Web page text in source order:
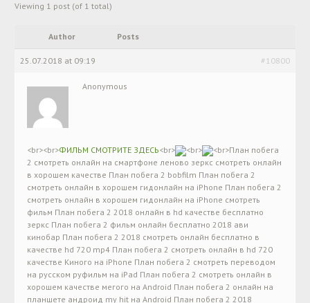
Viewing 1 post (of 1 total)
Author Posts
25.07.2018 at 09:19 #10800
Anonymous
<br><br>ФИЛЬМ СМОТРИТЕ ЗДЕСЬ<br> <br>
<br>План побега
2 смотреть онлайн на смартфоне леново зеркс смотреть онлайн
в хорошем качестве План побега 2 bobfilm План побега 2
смотреть онлайн в хорошем гидонлайн на iPhone План побега 2
смотреть онлайн в хорошем гидонлайн на iPhone смотреть
фильм План побега 2 2018 онлайн в hd качестве бесплатно
зеркс План побега 2 фильм онлайн бесплатно 2018 ави
кинобар План побега 2 2018 смотреть онлайн бесплатно в
качестве hd 720 mp4 План побега 2 смотреть онлайн в hd 720
качестве Киного на iPhone План побега 2 смотреть переводом
на русском руфильм на iPad План побега 2 смотреть онлайн в
хорошем качестве мегого на Android План побега 2 онлайн на
планшете андроид my hit на Android План побега 2 2018